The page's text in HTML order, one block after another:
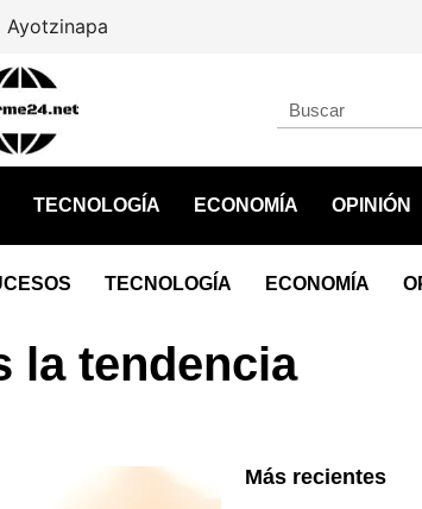
TECNOLOGÍA ECONOMÍA OPINIÓN
TECNOLOGÍA ECONOMÍA
la tendencia
Más recientes